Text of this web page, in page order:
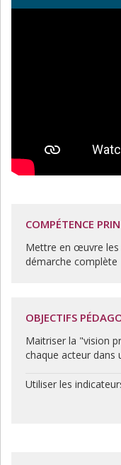
COMPÉTENCE
Mettre en œuvre les
démarche complète
OBJECTIFS
Maitriser la "vision
chaque acteur dans
Utiliser les